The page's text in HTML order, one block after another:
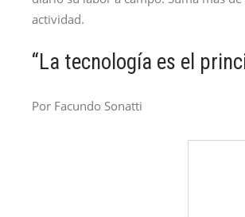
actividad.
“La tecnología es el
Por Facundo Sonatti